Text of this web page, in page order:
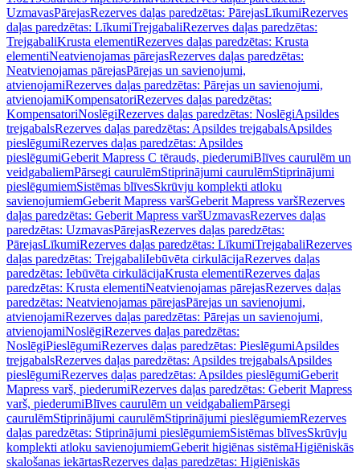
UzmavasPārejasRezerves daļas paredzētas: PārejasLīkumiRezerves
daļas paredzētas: LīkumiTrejgabaliRezerves daļas paredzētas:
TrejgabaliKrusta elementiRezerves daļas paredzētas: Krusta
elementiNeatvienojamas pārejasRezerves daļas paredzētas:
Neatvienojamas pārejasPārejas un savienojumi,
atvienojamiRezerves daļas paredzētas: Pārejas un savienojumi,
atvienojamiKompensatoriRezerves daļas paredzētas:
KompensatoriNoslēgiRezerves daļas paredzētas: NoslēgiApsildes
trejgabalsRezerves daļas paredzētas: Apsildes trejgabalsApsildes
pieslēgumiRezerves daļas paredzētas: Apsildes
pieslēgumiGeberit Mapress C tērauds, piederumiBlīves caurulēm un
veidgabaliemPārsegi caurulēmStiprinājumi caurulēmStiprinājumi
pieslēgumiemSistēmas blīvesSkrūvju komplekti atloku
savienojumiemGeberit Mapress varšGeberit Mapress varšRezerves
daļas paredzētas: Geberit Mapress varšUzmavasRezerves daļas
paredzētas: UzmavasPārejasRezerves daļas paredzētas:
PārejasLīkumiRezerves daļas paredzētas: LīkumiTrejgabaliRezerves
daļas paredzētas: TrejgabaliIebūvēta cirkulācijaRezerves daļas
paredzētas: Iebūvēta cirkulācijaKrusta elementiRezerves daļas
paredzētas: Krusta elementiNeatvienojamas pārejasRezerves daļas
paredzētas: Neatvienojamas pārejasPārejas un savienojumi,
atvienojamiRezerves daļas paredzētas: Pārejas un savienojumi,
atvienojamiNoslēgiRezerves daļas paredzētas:
NoslēgiPieslēgumiRezerves daļas paredzētas: PieslēgumiApsildes
trejgabalsRezerves daļas paredzētas: Apsildes trejgabalsApsildes
pieslēgumiRezerves daļas paredzētas: Apsildes pieslēgumiGeberit
Mapress varš, piederumiRezerves daļas paredzētas: Geberit Mapress
varš, piederumiBlīves caurulēm un veidgabaliemPārsegi
caurulēmStiprinājumi caurulēmStiprinājumi pieslēgumiemRezerves
daļas paredzētas: Stiprinājumi pieslēgumiemSistēmas blīvesSkrūvju
komplekti atloku savienojumiemGeberit higiēnas sistēmaHigiēniskās
skalošanas iekārtasRezerves daļas paredzētas: Higiēniskās